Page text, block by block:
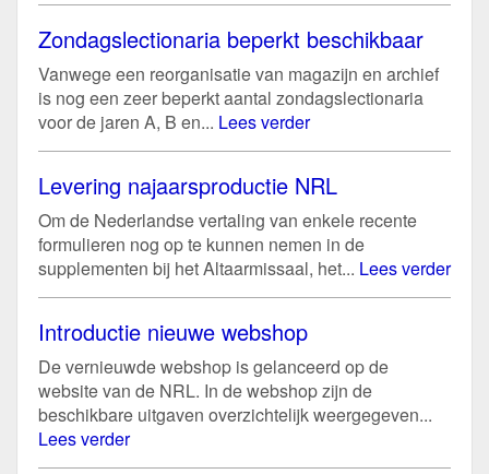
Zondagslectionaria beperkt beschikbaar
Vanwege een reorganisatie van magazijn en archief
is nog een zeer beperkt aantal zondagslectionaria
voor de jaren A, B en... Lees verder
Levering najaarsproductie NRL
Om de Nederlandse vertaling van enkele recente
formulieren nog op te kunnen nemen in de
supplementen bij het Altaarmissaal, het... Lees verder
Introductie nieuwe webshop
De vernieuwde webshop is gelanceerd op de
website van de NRL. In de webshop zijn de
beschikbare uitgaven overzichtelijk weergegeven...
Lees verder